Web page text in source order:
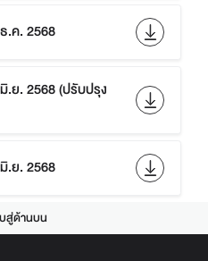
.ค. 2568
.ย. 2568 (ปรับปรุง
.ย. 2568
สู่ด้านบน